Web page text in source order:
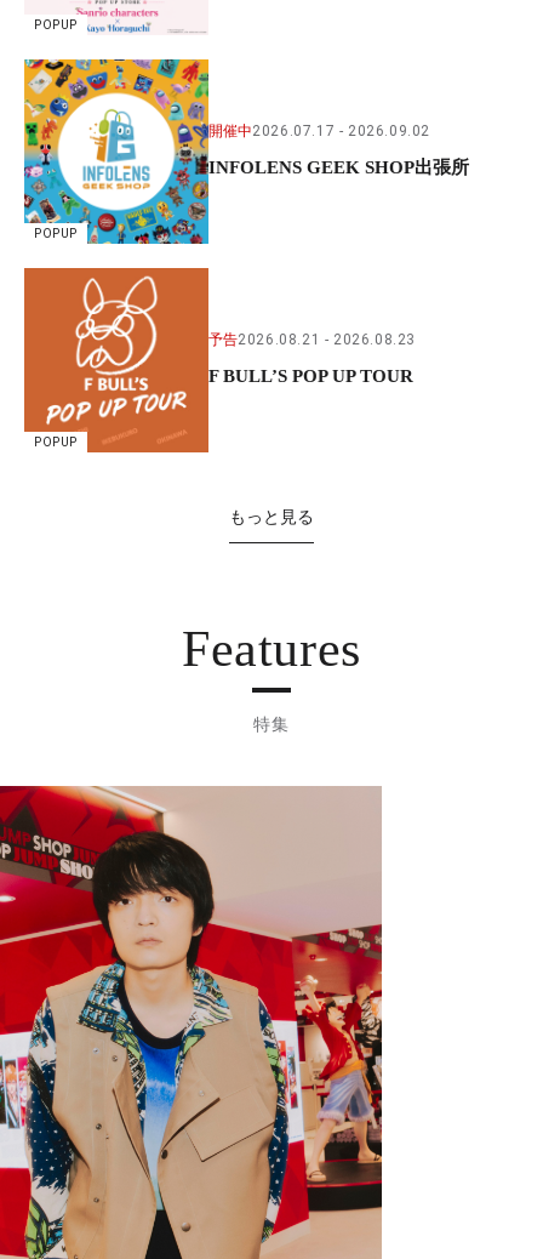
POPUP
POPUP
開催中2026.07.17 2026.09.02
INFOLENS GEEK SHOP出張所
POPUP
予告2026.08.21 2026.08.23
F BULL’S POP UP TOUR
もっと見る
Features
特集